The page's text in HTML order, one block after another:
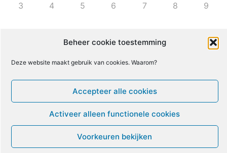
Beheer cookie toestemming
Deze website maakt gebruik van cookies. Waarom?
Accepteer alle cookies
Activeer alleen functionele cookies
Voorkeuren bekijken
3 4 5 6 7 8 9
16
17 18 19 20 21
26 27 28
31 1 2 3 4 5 6